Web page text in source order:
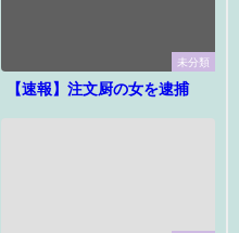
未分類
【速報】注文厨の女を逮捕